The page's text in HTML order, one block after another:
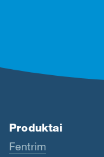
Produktai
Fentrim